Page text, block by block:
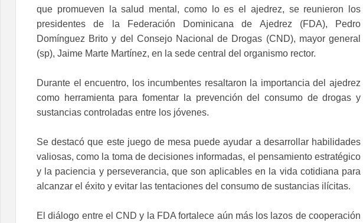
que promueven la salud mental, como lo es el ajedrez, se reunieron los
presidentes de la Federación Dominicana de Ajedrez (FDA), Pedro
Domínguez Brito y del Consejo Nacional de Drogas (CND), mayor general
(sp), Jaime Marte Martínez, en la sede central del organismo rector.
Durante el encuentro, los incumbentes resaltaron la importancia del ajedrez
como herramienta para fomentar la prevención del consumo de drogas y
sustancias controladas entre los jóvenes.
Se destacó que este juego de mesa puede ayudar a desarrollar habilidades
valiosas, como la toma de decisiones informadas, el pensamiento estratégico
y la paciencia y perseverancia, que son aplicables en la vida cotidiana para
alcanzar el éxito y evitar las tentaciones del consumo de sustancias ilícitas.
El diálogo entre el CND y la FDA fortalece aún más los lazos de cooperación